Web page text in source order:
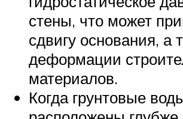
стены, что может
сдвигу основания, а
деформации
материалов.
Когда грунтовые